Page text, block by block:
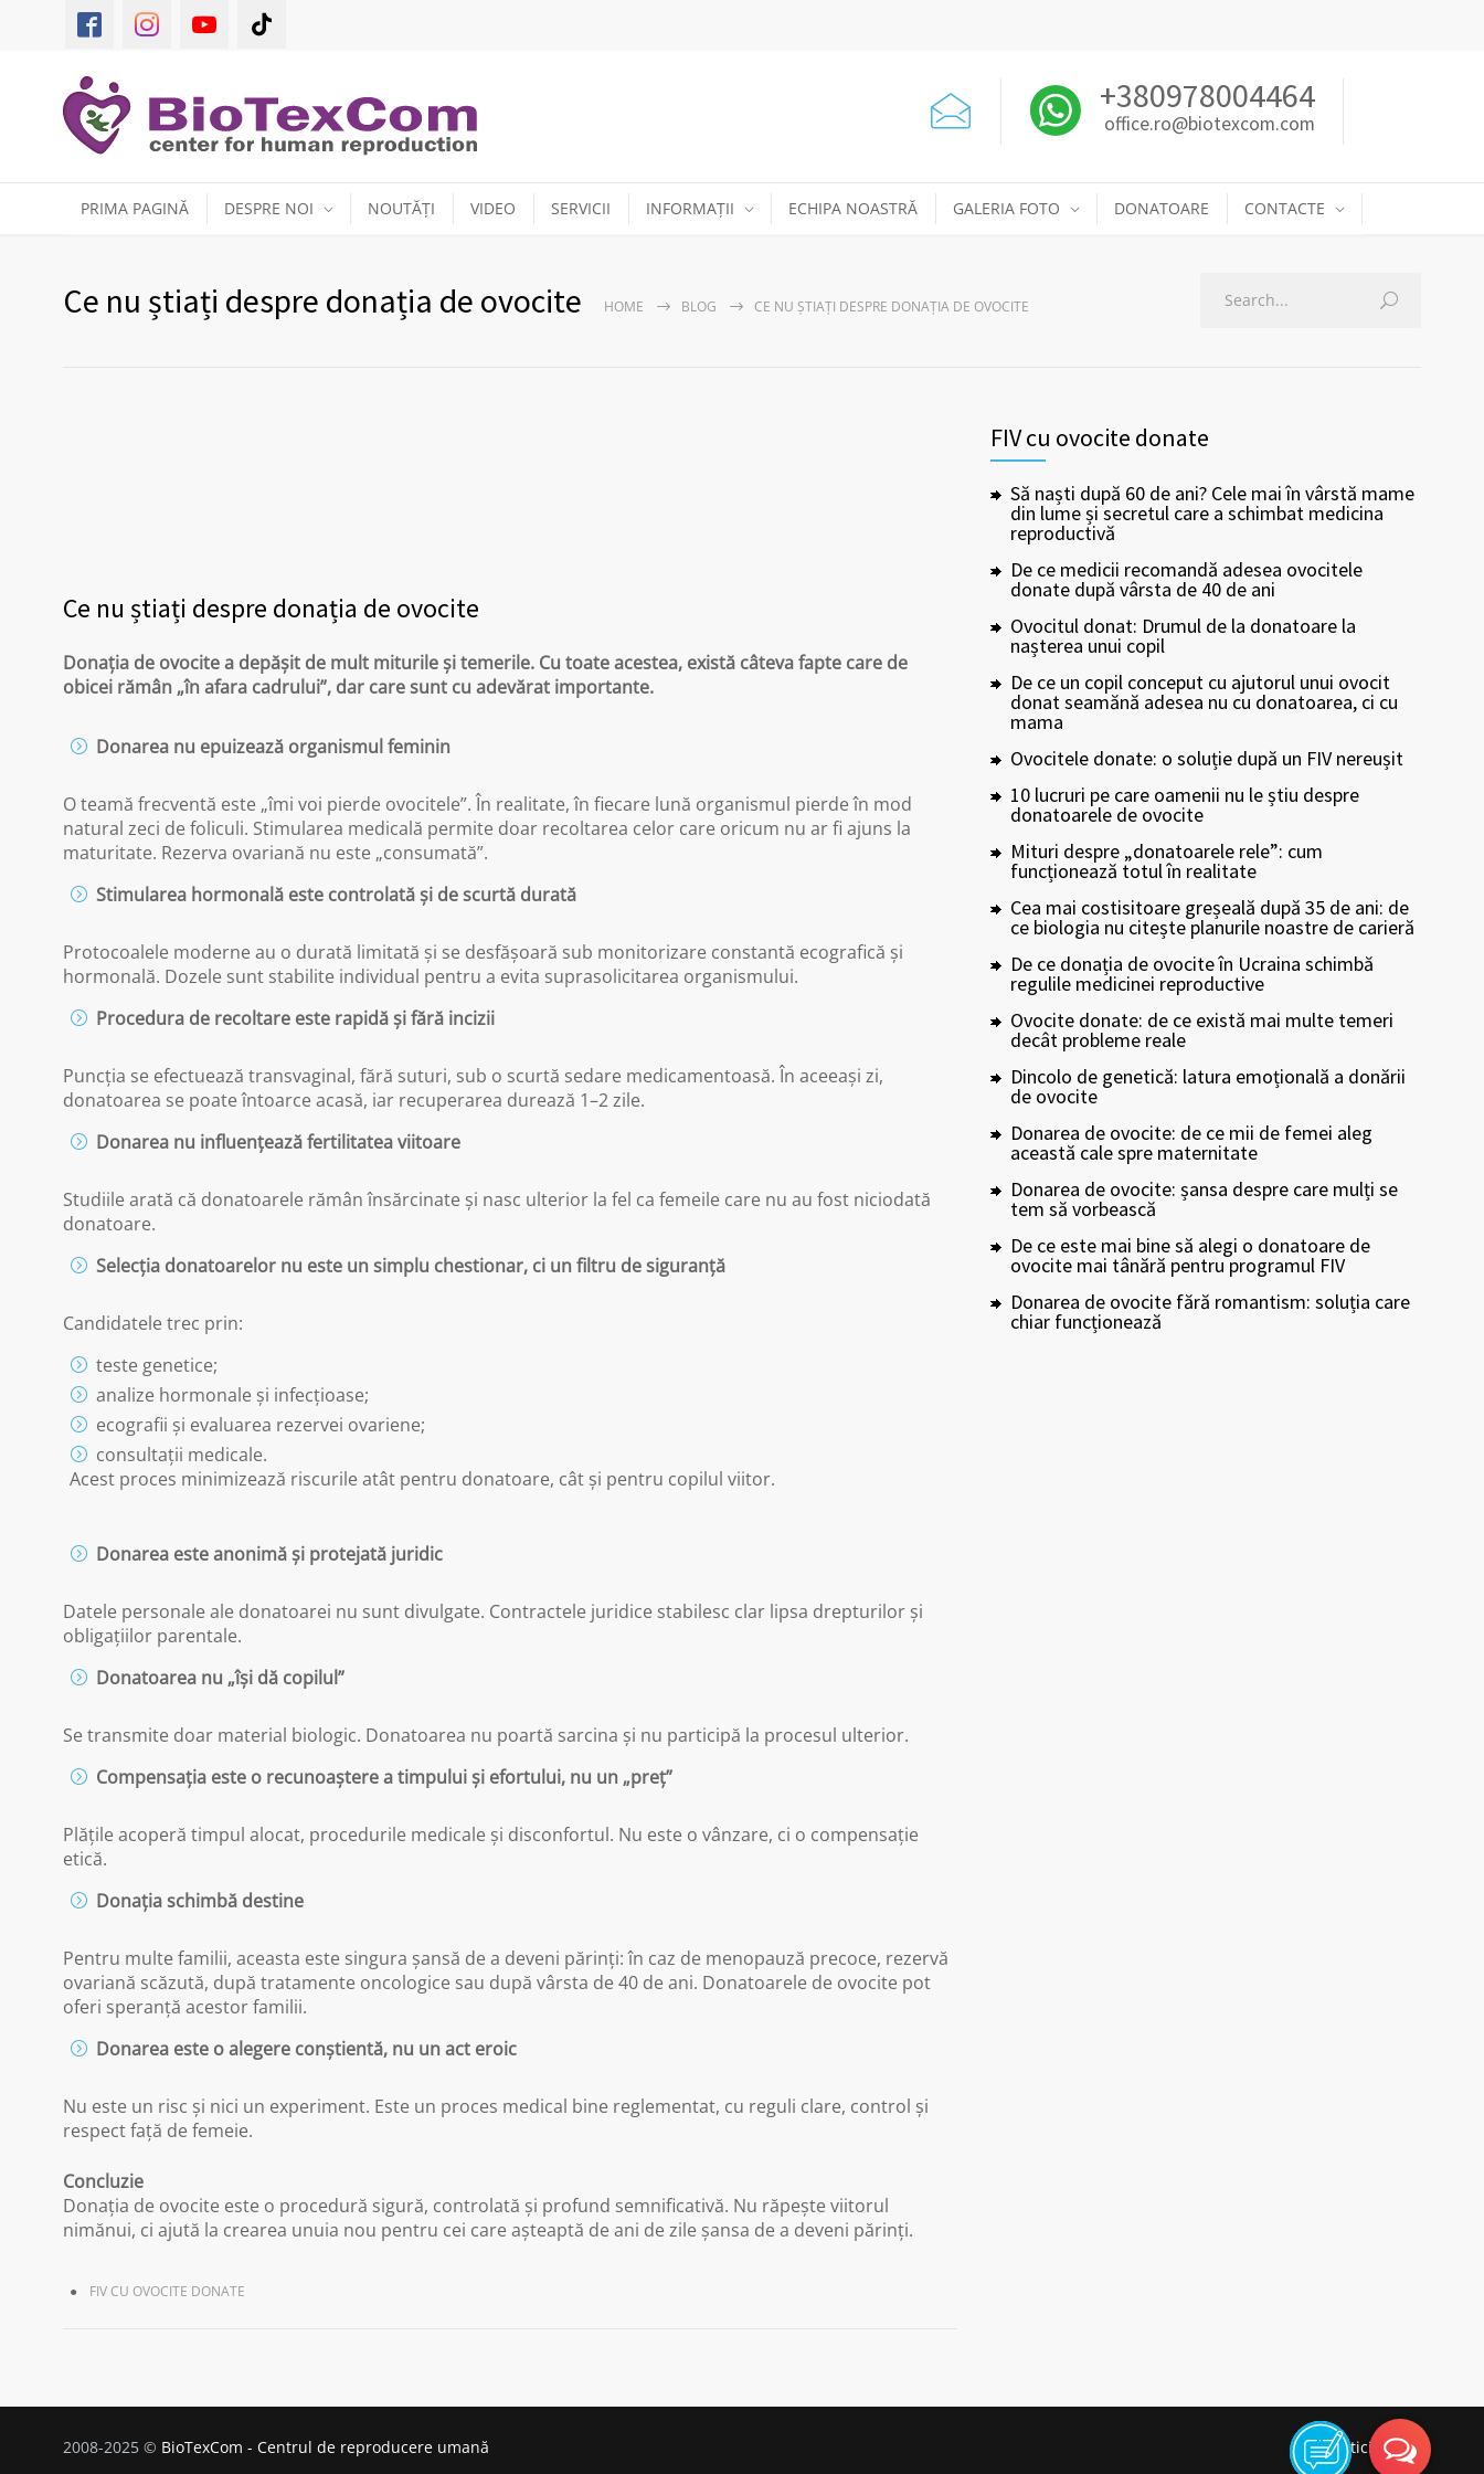
+380978004464
office.ro@biotexcom.com
PRIMA PAGINĂ DESPRE NOI NOUTĂȚI VIDEO SERVICII INFORMAȚII ECHIPA NOASTRĂ GALERIA FOTO DONATOARE CONTACTE
Ce nu știați despre donația de ovocite HOME BLOG CE NU ȘTIAȚI DESPRE DONAȚIA DE OVOCITE
Ce nu știați despre donația de ovocite
Donația de ovocite a depășit de mult miturile și temerile. Cu toate acestea, există câteva fapte care de
obicei rămân „în afara cadrului”, dar care sunt cu adevărat importante.
Donarea nu epuizează organismul feminin
O teamă frecventă este „îmi voi pierde ovocitele”. În realitate, în fiecare lună organismul pierde în mod
natural zeci de foliculi. Stimularea medicală permite doar recoltarea celor care oricum nu ar fi ajuns la
maturitate. Rezerva ovariană nu este „consumată”.
Stimularea hormonală este controlată și de scurtă durată
Protocoalele moderne au o durată limitată și se desfășoară sub monitorizare constantă ecografică și
hormonală. Dozele sunt stabilite individual pentru a evita suprasolicitarea organismului.
Procedura de recoltare este rapidă și fără incizii
Puncția se efectuează transvaginal, fără suturi, sub o scurtă sedare medicamentoasă. În aceeași zi,
donatoarea se poate întoarce acasă, iar recuperarea durează 1–2 zile.
Donarea nu influențează fertilitatea viitoare
Studiile arată că donatoarele rămân însărcinate și nasc ulterior la fel ca femeile care nu au fost niciodată
donatoare.
Selecția donatoarelor nu este un simplu chestionar, ci un filtru de siguranță
Candidatele trec prin:
teste genetice;
analize hormonale și infecțioase;
ecografii și evaluarea rezervei ovariene;
consultații medicale.
Acest proces minimizează riscurile atât pentru donatoare, cât și pentru copilul viitor.
Donarea este anonimă și protejată juridic
Datele personale ale donatoarei nu sunt divulgate. Contractele juridice stabilesc clar lipsa drepturilor și
obligațiilor parentale.
Donatoarea nu „își dă copilul”
Se transmite doar material biologic. Donatoarea nu poartă sarcina și nu participă la procesul ulterior.
Compensația este o recunoaștere a timpului și efortului, nu un „preț”
Plățile acoperă timpul alocat, procedurile medicale și disconfortul. Nu este o vânzare, ci o compensație
etică.
Donația schimbă destine
Pentru multe familii, aceasta este singura șansă de a deveni părinți: în caz de menopauză precoce, rezervă
ovariană scăzută, după tratamente oncologice sau după vârsta de 40 de ani. Donatoarele de ovocite pot
oferi speranță acestor familii.
Donarea este o alegere conștientă, nu un act eroic
Nu este un risc și nici un experiment. Este un proces medical bine reglementat, cu reguli clare, control și
respect față de femeie.
Concluzie
Donația de ovocite este o procedură sigură, controlată și profund semnificativă. Nu răpește viitorul
nimănui, ci ajută la crearea unuia nou pentru cei care așteaptă de ani de zile șansa de a deveni părinți.
FIV CU OVOCITE DONATE
FIV cu ovocite donate
Să naști după 60 de ani? Cele mai în vârstă mame
din lume și secretul care a schimbat medicina
reproductivă
De ce medicii recomandă adesea ovocitele
donate după vârsta de 40 de ani
Ovocitul donat: Drumul de la donatoare la
nașterea unui copil
De ce un copil conceput cu ajutorul unui ovocit
donat seamănă adesea nu cu donatoarea, ci cu
mama
Ovocitele donate: o soluție după un FIV nereușit
10 lucruri pe care oamenii nu le știu despre
donatoarele de ovocite
Mituri despre „donatoarele rele”: cum
funcționează totul în realitate
Cea mai costisitoare greșeală după 35 de ani: de
ce biologia nu citește planurile noastre de carieră
De ce donația de ovocite în Ucraina schimbă
regulile medicinei reproductive
Ovocite donate: de ce există mai multe temeri
decât probleme reale
Dincolo de genetică: latura emoțională a donării
de ovocite
Donarea de ovocite: de ce mii de femei aleg
această cale spre maternitate
Donarea de ovocite: șansa despre care mulți se
tem să vorbească
De ce este mai bine să alegi o donatoare de
ovocite mai tânără pentru programul FIV
Donarea de ovocite fără romantism: soluția care
chiar funcționează
2008-2025 © BioTexCom - Centrul de reproducere umană Politici legale